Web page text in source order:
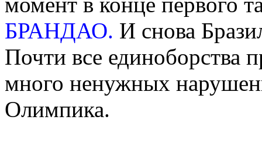
БРАНДАО. И снова
Почти все единоборства
много ненужных
Олимпика.